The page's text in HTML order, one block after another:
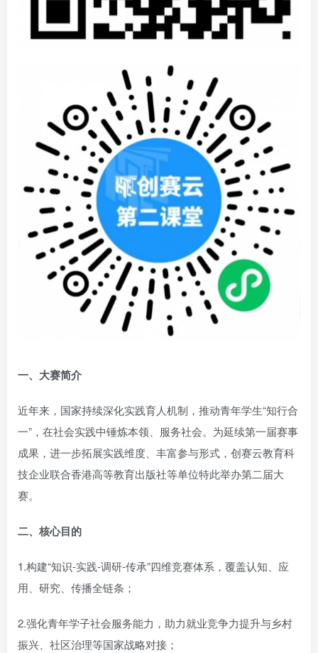
一、大赛简介
近年来，国家持续深化实践育人机制，推动青年学生“知行合
一”，在社会实践中锤炼本领、服务社会。为延续第一届赛事
成果，进一步拓展实践维度、丰富参与形式，创赛云教育科
技企业联合香港高等教育出版社等单位特此举办第二届大
赛。
二、核心目的
1.构建“知识-实践-调研-传承”四维竞赛体系，覆盖认知、应
用、研究、传播全链条；
2.强化青年学子社会服务能力，助力就业竞争力提升与乡村
振兴、社区治理等国家战略对接；